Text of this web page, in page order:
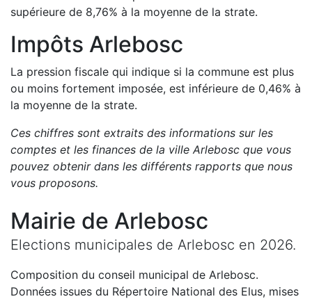
supérieure de 8,76% à la moyenne de la strate.
Impôts Arlebosc
La pression fiscale qui indique si la commune est plus
ou moins fortement imposée, est inférieure de 0,46% à
la moyenne de la strate.
Ces chiffres sont extraits des informations sur les
comptes et les finances de la ville Arlebosc que vous
pouvez obtenir dans les différents rapports que nous
vous proposons.
Mairie de Arlebosc
Elections municipales de Arlebosc en 2026.
Composition du conseil municipal de Arlebosc.
Données issues du Répertoire National des Elus, mises